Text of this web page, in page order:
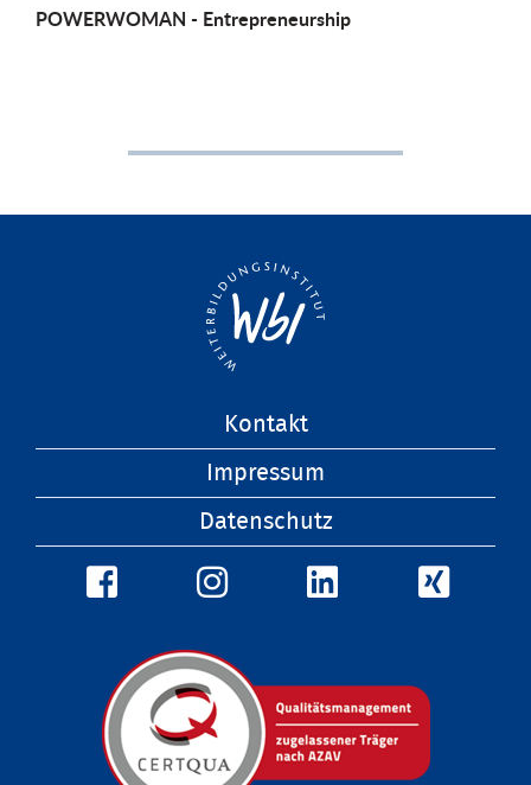
POWERWOMAN - Entrepreneurship
Kontakt
Impressum
Datenschutz